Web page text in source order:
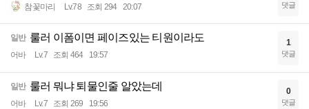
참꽃마리 Lv.78 조회 294 20:07 댓글
일반 룰러 이폼이면 페이즈있는 티원이라도
어바 Lv.7 조회 464 19:57
1
댓글
일반 룰러 뭐냐 퇴물인줄 알았는데
어바 Lv.7 조회 269 19:56
0
댓글